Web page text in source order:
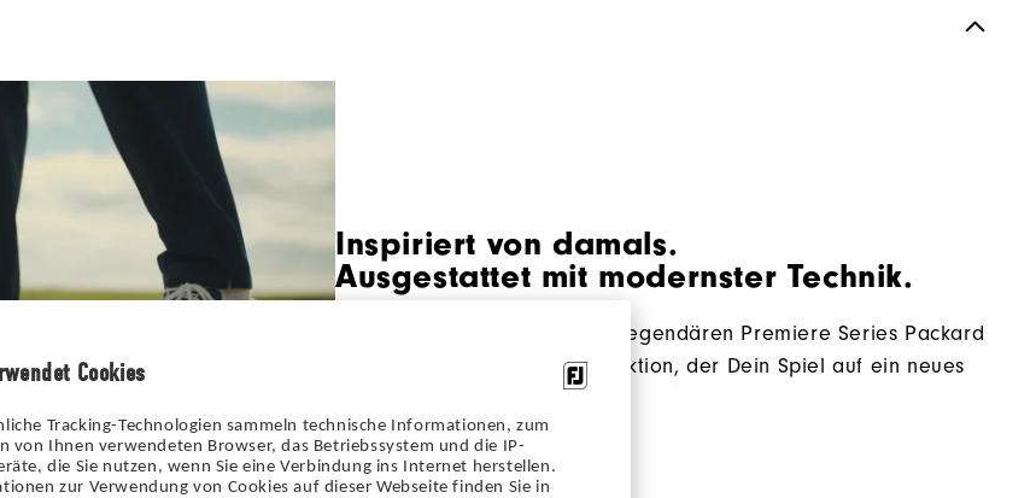
Cookies
Tracking-Technologien sammeln technische Informationen, zum
von Ihnen verwendeten Browser, das Betriebssystem und die IP-
die Sie nutzen, wenn Sie eine Verbindung ins Internet herstellen.
zur Verwendung von Cookies auf dieser Webseite finden Sie in
Wasserdichtes Premium-Leder
Inspiriert von damals.
Ausgestattet mit modernster Technik.
Wir präsentieren erneut den legendären Premiere Series Packard
mit einer völlig neuen Konstruktion, der Dein Spiel auf ein neues